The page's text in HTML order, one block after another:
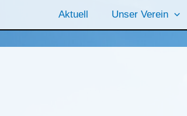
Aktuell Unser Verein